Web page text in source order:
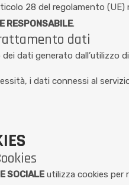
28 del regolamento
RESPONSABILE.
dati
dati generato dall’utilizzo di
i dati connessi al
SOCIALE utilizza cookies per